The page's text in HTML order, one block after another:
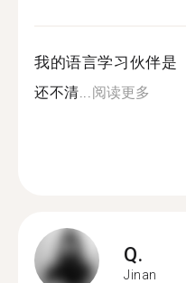
我的语言学习伙伴是
还不清...阅读更多
Q.
Jinan